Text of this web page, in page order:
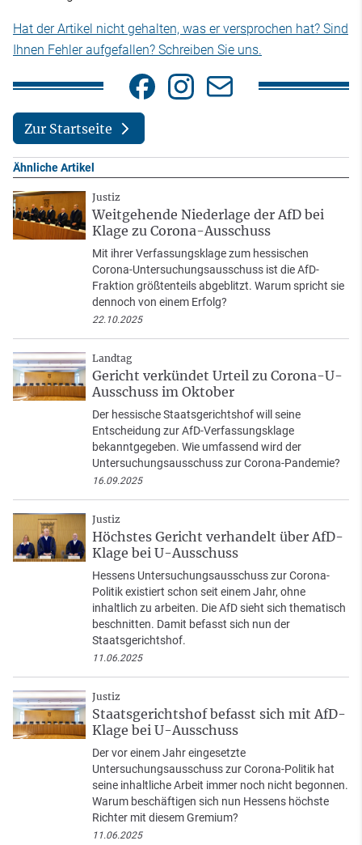
Hat der Artikel nicht gehalten, was er versprochen hat? Sind
Ihnen Fehler aufgefallen? Schreiben Sie uns.
Zur Startseite
Ähnliche Artikel
Justiz
Weitgehende Niederlage der AfD bei
Klage zu Corona-Ausschuss
Mit ihrer Verfassungsklage zum hessischen
Corona-Untersuchungsausschuss ist die AfD-
Fraktion größtenteils abgeblitzt. Warum spricht sie
dennoch von einem Erfolg?
22.10.2025
Landtag
Gericht verkündet Urteil zu Corona-U-
Ausschuss im Oktober
Der hessische Staatsgerichtshof will seine
Entscheidung zur AfD-Verfassungsklage
bekanntgegeben. Wie umfassend wird der
Untersuchungsausschuss zur Corona-Pandemie?
16.09.2025
Justiz
Höchstes Gericht verhandelt über AfD-
Klage bei U-Ausschuss
Hessens Untersuchungsausschuss zur Corona-
Politik existiert schon seit einem Jahr, ohne
inhaltlich zu arbeiten. Die AfD sieht sich thematisch
beschnitten. Damit befasst sich nun der
Staatsgerichtshof.
11.06.2025
Justiz
Staatsgerichtshof befasst sich mit AfD-
Klage bei U-Ausschuss
Der vor einem Jahr eingesetzte
Untersuchungsausschuss zur Corona-Politik hat
seine inhaltliche Arbeit immer noch nicht begonnen.
Warum beschäftigen sich nun Hessens höchste
Richter mit diesem Gremium?
11.06.2025